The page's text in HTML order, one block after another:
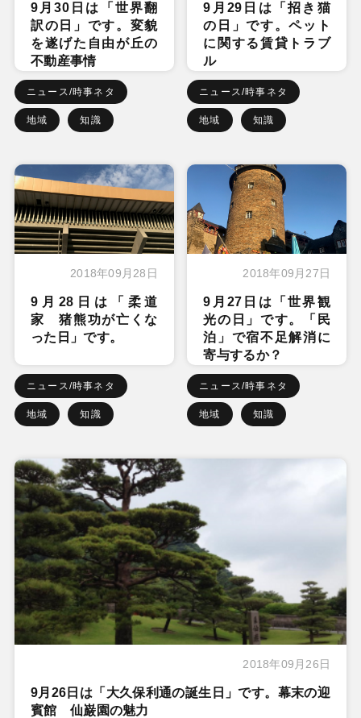
9月30日は「世界翻
訳の日」です。変貌
を遂げた自由が丘の
不動産事情
ニュース/時事ネタ
地域 知識
9月29日は「招き猫
の日」です。ペット
に関する賃貸トラブ
ル
ニュース/時事ネタ
地域 知識
2018年09月28日
9月28日は「柔道
家 猪熊功が亡くな
った日」です。
ニュース/時事ネタ
地域 知識
2018年09月27日
9月27日は「世界観
光の日」です。「民
泊」で宿不足解消に
寄与するか？
ニュース/時事ネタ
地域 知識
2018年09月26日
9月26日は「大久保利通の誕生日」です。幕末の迎
賓館 仙巌園の魅力